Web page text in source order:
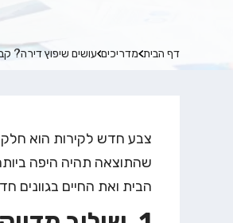
דף הבית מדריכים עושים שיפוץ דירה? קבלו 5 טיפים
צבע חדש לקירות הוא חלק
הבית ואת החיים בגוונים